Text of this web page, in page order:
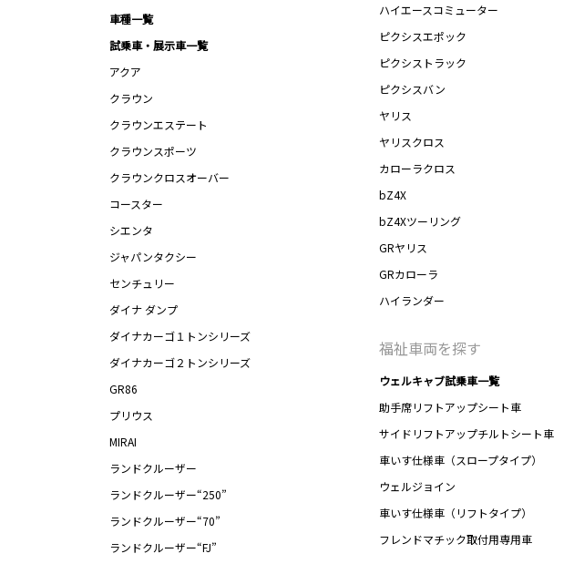
車種一覧
試乗車・展示車一覧
アクア
クラウン
クラウンエステート
クラウンスポーツ
クラウンクロスオーバー
コースター
シエンタ
ジャパンタクシー
センチュリー
ダイナ ダンプ
ダイナカーゴ１トンシリーズ
ダイナカーゴ２トンシリーズ
GR86
プリウス
MIRAI
ランドクルーザー
ランドクルーザー“250”
ランドクルーザー“70”
ランドクルーザー“FJ”
ハイエースコミューター
ピクシスエポック
ピクシストラック
ピクシスバン
ヤリス
ヤリスクロス
カローラクロス
bZ4X
bZ4Xツーリング
GRヤリス
GRカローラ
ハイランダー
福祉車両を探す
ウェルキャブ試乗車一覧
助手席リフトアップシート車
サイドリフトアップチルトシート車
車いす仕様車（スロープタイプ）
ウェルジョイン
車いす仕様車（リフトタイプ）
フレンドマチック取付用専用車